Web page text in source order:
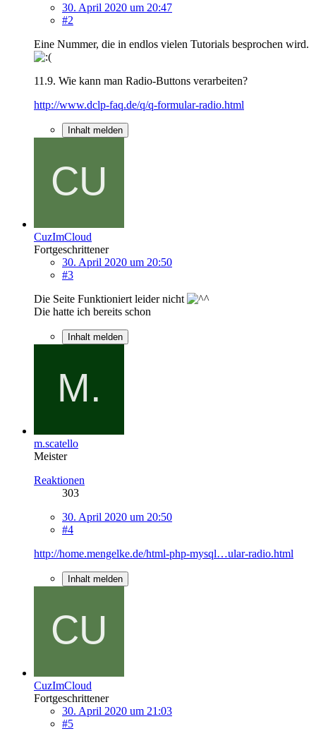
30. April 2020 um 20:47
#2
Eine Nummer, die in endlos vielen Tutorials besprochen wird.
11.9. Wie kann man Radio-Buttons verarbeiten?
http://www.dclp-faq.de/q/q-formular-radio.html
Inhalt melden
CuzImCloud
Fortgeschrittener
30. April 2020 um 20:50
#3
Die Seite Funktioniert leider nicht
Die hatte ich bereits schon
Inhalt melden
m.scatello
Meister
Reaktionen
303
30. April 2020 um 20:50
#4
http://home.mengelke.de/html-php-mysql…ular-radio.html
Inhalt melden
CuzImCloud
Fortgeschrittener
30. April 2020 um 21:03
#5